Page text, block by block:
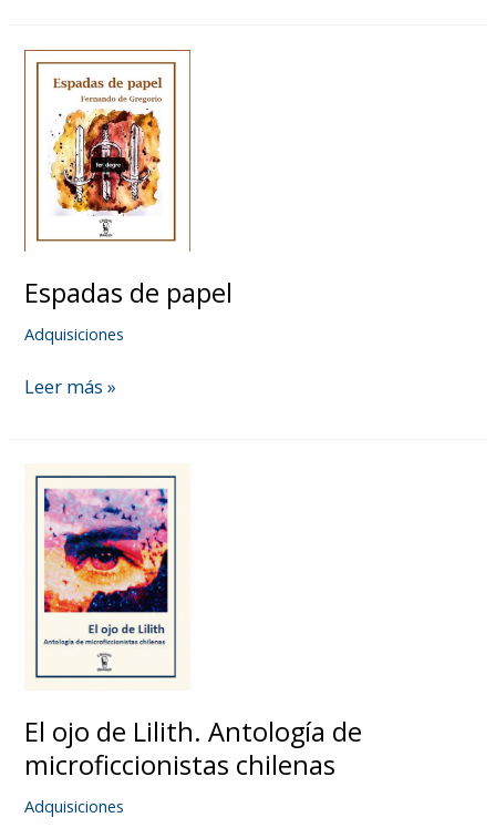
Espadas de papel
Adquisiciones
Espadas
Leer más »
El ojo de Lilith. Antología de
microficcionistas chilenas
Adquisiciones